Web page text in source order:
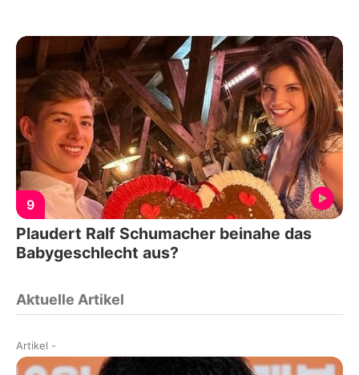
9
Plaudert Ralf Schumacher beinahe das
Babygeschlecht aus?
Aktuelle Artikel
Artikel -